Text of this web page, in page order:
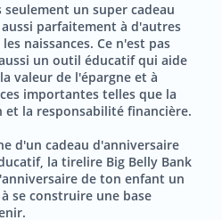
seulement un super cadeau
parfaitement à d'autres
naissances. Ce n'est pas
un outil éducatif qui aide
valeur de l'épargne et à
importantes telles que la
la responsabilité financière.
d'un cadeau d'anniversaire
la tirelire Big Belly Bank
de ton enfant un
se construire une base